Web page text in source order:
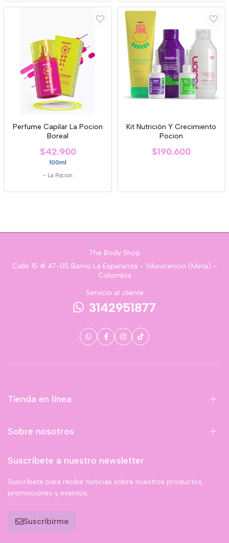
Perfume Capilar La Pocion
Boreal
$42.900
100ml
- La Pocion
Kit Nutrición Y Crecimiento
Pocion
$190.600
The Body Shop
Calle 15 # 47-05 Barrio La Esperanza - Villavicencio (Meta) -
Colombia
Servicio al cliente
3142951877
Tienda en línea
Sobre nosotros
Suscríbete a nuestro newsletter
Suscríbete para recibir noticias sobre nuestros productos,
promociones y eventos.
Suscribirme